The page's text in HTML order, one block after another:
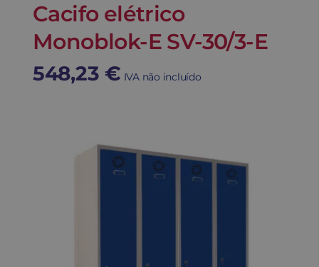
Cacifo elétrico
Monoblok-E SV-30/3-E
548,23 € IVA não incluído